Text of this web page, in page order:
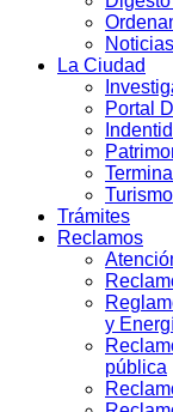
Noticias
La Ciudad
Portal
Turismo
Trámites
Reclamos
y
pública